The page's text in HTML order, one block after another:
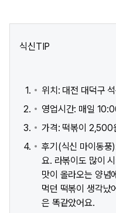
식신TIP
위치: 대전 대덕구
영업시간: 매일
가격: 떡볶이
후기(식신 마이동풍
요. 라볶이도 많이
맛이 올라오는 양념
먹던 떡볶이 생각났
은 똑같았어요.